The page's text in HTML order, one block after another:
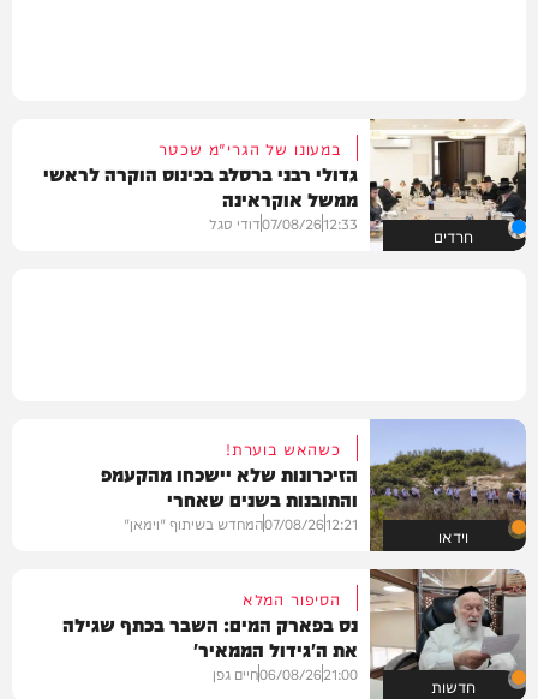
חרדים
במעונו של הגרי"מ שכטר
גדולי רבני ברסלב בכינוס הוקרה לראשי
ממשל אוקראינה
12:33
07/08/26דודי סגל
וידאו
כשהאש בוערת!
הזיכרונות שלא יישכחו מהקעמפ
והתובנות בשנים שאחרי
12:21
07/08/26המחדש בשיתוף "וימאן"
חדשות
הסיפור המלא
נס בפארק המים: השבר בכתף שגילה
את ה'גידול הממאיר'
21:00
06/08/26חיים גפן